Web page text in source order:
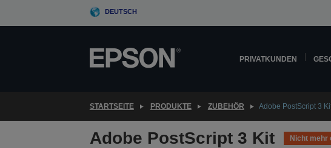
DEUTSCH
PRIVATKUNDEN
STARTSEITE PRODUKTE ZUBEHÖR Adobe PostScript 3
Adobe PostScript 3 Kit Nicht mehr